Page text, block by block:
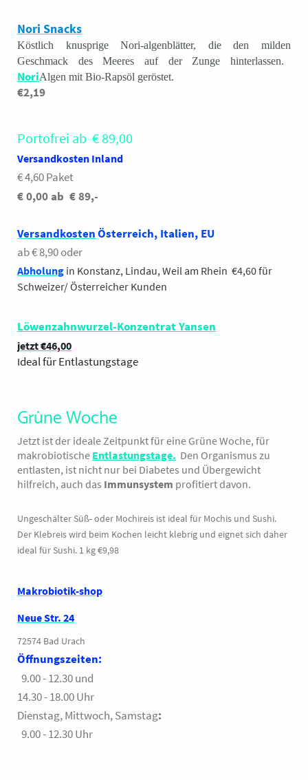
Guarkernmehl*, Dill*
*aus kontrolliert
biologischem Anbau,
200g
Maltodextrin*, Flechtenextrakt*
(Cladonia rangiferina),
Carnaubawachs*
*aus kontrolliert ökologischer
Erzeugung, vegan
GSE
Nori Snacks
Köstlich knusprige Nori-algenblätter, die den milden
Geschmack des Meeres auf der Zunge hinterlassen.
NoriAlgen mit Bio-Rapsöl geröstet.
€2,19
Portofrei ab € 89,00
Versandkosten Inland
€ 4,60 Paket
€ 0,00 ab € 89,-
VersandkostenÖsterreich, Italien, EU
ab € 8,90 oder
Abholung in Konstanz, Lindau, Weil am Rhein €4,60 für
Schweizer/ Österreicher Kunden
Löwenzahnwurzel-Konzentrat Yansen
jetzt €46,00
Ideal für Entlastungstage
Grüne Woche
Jetzt ist der ideale Zeitpunkt für eine Grüne Woche, für
makrobiotische Entlastungstage. Den Organismus zu
entlasten, ist nicht nur bei Diabetes und Übergewicht
hilfreich, auch das Immunsystem profitiert davon.
Ungeschälter Süß- oder Mochireis ist ideal für Mochis und Sushi.
Der Klebreis wird beim Kochen leicht klebrig und eignet sich daher
ideal für Sushi. 1 kg €9,98
Makrobiotik-shop
Neue Str. 24
72574 Bad Urach
Öffnungszeiten:
9.00 - 12.30 und
14.30 - 18.00 Uhr
Dienstag, Mittwoch, Samstag:
9.00 - 12.30 Uhr